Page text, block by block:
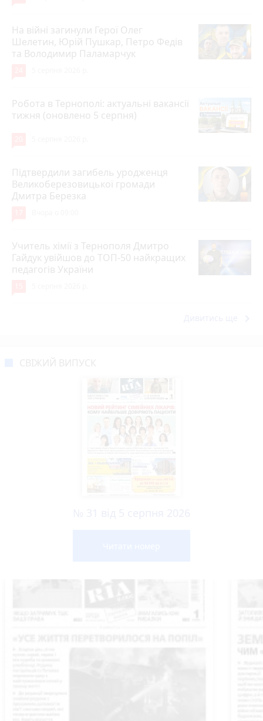
На війні загинули Герої Олег
Шелетин, Юрій Пушкар, Петро Федів
та Володимир Паламарчук
Робота в Тернополі: актуальні вакансії
тижня (оновлено 5 серпня)
Підтвердили загибель уродженця
Великоберезовицької громади
Дмитра Березка
Учитель хімії з Тернополя Дмитро
Гайдук увійшов до ТОП-50 найкращих
педагогів України